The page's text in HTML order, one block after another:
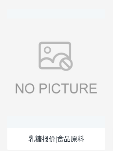
乳糖报价|食品原料